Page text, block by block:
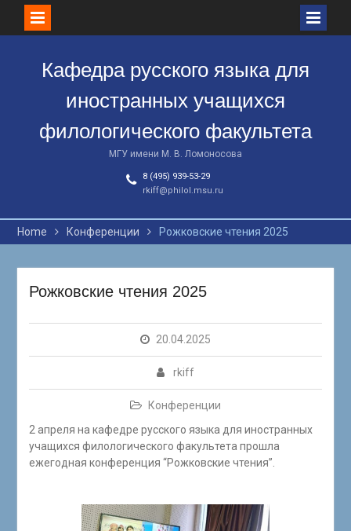
Кафедра русского языка для
иностранных учащихся
филологического факультета
МГУ имени М. В. Ломоносова
8 (495) 939-53-29
rkiff@philol.msu.ru
Home Конференции Рожковские чтения 2025
Рожковские чтения 2025
20.04.2025
rkiff
Конференции
2 апреля на кафедре русского языка для иностранных
учащихся филологического факультета прошла
ежегодная конференция “Рожковские чтения”.